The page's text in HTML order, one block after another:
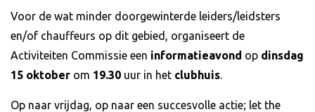
Voor de wat minder doorgewinterde leiders/leidsters
en/of chauffeurs op dit gebied, organiseert de
Activiteiten Commissie een informatieavond op dinsdag
15 oktober om 19.30 uur in het clubhuis.
Op naar vrijdag, op naar een succesvolle actie; let the